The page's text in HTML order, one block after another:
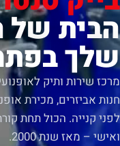
הבית של
שלך
מרכז שירות ותיק
חנות אביזרים, מכירת
לפני קנייה. הכול תחת
ואישי – מאז שנת 2000.